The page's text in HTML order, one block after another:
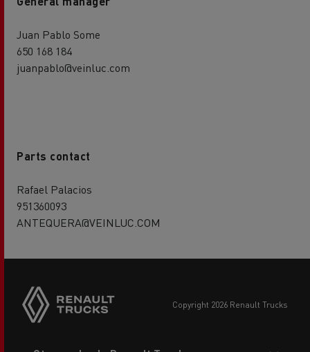
Juan Pablo Some
650 168 184
juanpablo@veinluc.com
Parts contact
Rafael Palacios
951360093
ANTEQUERA@VEINLUC.COM
copyright 2026 Renault Trucks